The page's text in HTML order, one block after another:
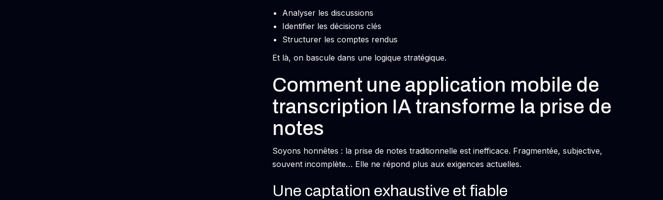
Analyser les discussions
Identifier les décisions clés
Structurer les comptes rendus
Et là, on bascule dans une logique stratégique.
Comment une application mobile de
transcription IA transforme la prise de
notes
Soyons honnêtes : la prise de notes traditionnelle est inefficace. Fragmentée, subjective,
souvent incomplète… Elle ne répond plus aux exigences actuelles.
Une captation exhaustive et fiable